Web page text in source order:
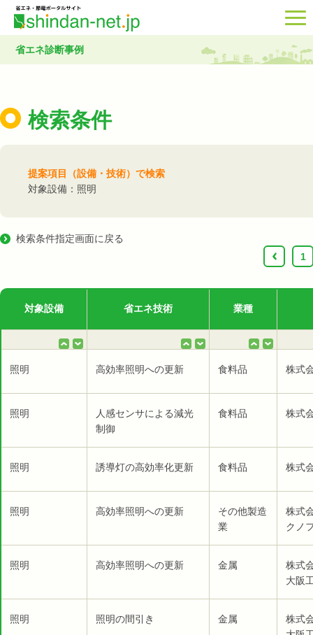
省エネ診断事例
検索条件
提案項目（設備・技術）で検索
対象設備：照明
検索条件指定画面に戻る
‹
1
対象設備 省エネ技術 業種
照明 高効率照明への更新 食料品 株式
照明
人感センサによる減光
制御
食料品 株式
照明 誘導灯の高効率化更新 食料品 株式
照明 高効率照明への更新
その他製造
業
株式
クノ
照明 高効率照明への更新 金属
株式
大阪
照明 照明の間引き 金属
株式